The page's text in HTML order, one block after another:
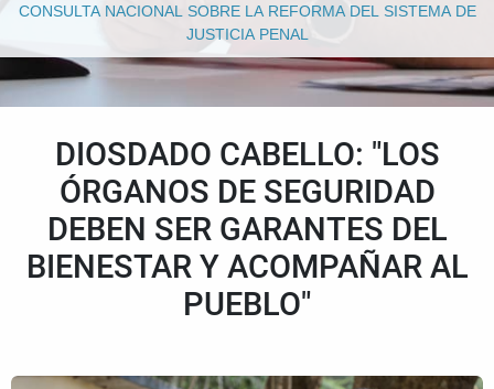
CONSULTA NACIONAL SOBRE LA REFORMA DEL SISTEMA DE
JUSTICIA PENAL
DIOSDADO CABELLO: "LOS
ÓRGANOS DE SEGURIDAD
DEBEN SER GARANTES DEL
BIENESTAR Y ACOMPAÑAR AL
PUEBLO"